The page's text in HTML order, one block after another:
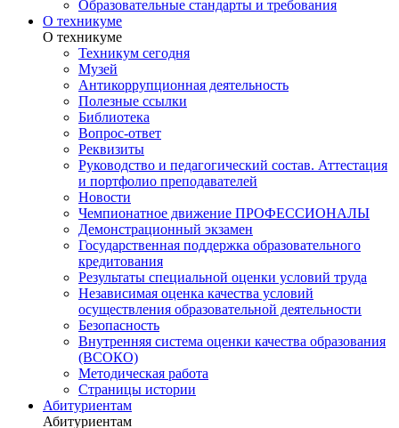
Образовательные стандарты и требования
О техникуме
О техникуме
Техникум сегодня
Музей
Антикоррупционная деятельность
Полезные ссылки
Библиотека
Вопрос-ответ
Реквизиты
Руководство и педагогический состав. Аттестация
и портфолио преподавателей
Новости
Чемпионатное движение ПРОФЕССИОНАЛЫ
Демонстрационный экзамен
Государственная поддержка образовательного
кредитования
Результаты специальной оценки условий труда
Независимая оценка качества условий
осуществления образовательной деятельности
Безопасность
Внутренняя система оценки качества образования
(ВСОКО)
Методическая работа
Страницы истории
Абитуриентам
Абитуриентам